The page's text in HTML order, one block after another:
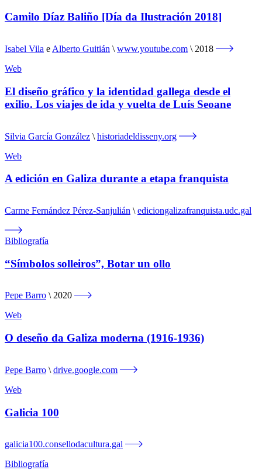
Camilo Díaz Baliño [Día da Ilustración 2018]
Isabel Vila e Alberto Guitián www.youtube.com
2018
Web
El diseño gráfico y la identidad gallega desde el
exilio. Los viajes de ida y vuelta de Luís Seoane
Silvia García González
historiadeldisseny.org
Web
A edición en Galiza durante a etapa franquista
Carme Fernández Pérez-Sanjulián ediciongalizafranquista.udc.gal
Bibliografía
“Símbolos solleiros”, Botar un ollo
Pepe Barro
2020
Web
O deseño da Galiza moderna (1916-1936)
Pepe Barro
drive.google.com
Web
Galicia 100
galicia100.consellodacultura.gal
Bibliografía